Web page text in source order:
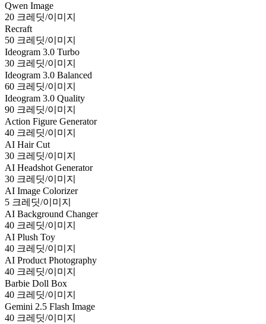
Qwen Image
20 크레딧/이미지
Recraft
50 크레딧/이미지
Ideogram 3.0 Turbo
30 크레딧/이미지
Ideogram 3.0 Balanced
60 크레딧/이미지
Ideogram 3.0 Quality
90 크레딧/이미지
Action Figure Generator
40 크레딧/이미지
AI Hair Cut
30 크레딧/이미지
AI Headshot Generator
30 크레딧/이미지
AI Image Colorizer
5 크레딧/이미지
AI Background Changer
40 크레딧/이미지
AI Plush Toy
40 크레딧/이미지
AI Product Photography
40 크레딧/이미지
Barbie Doll Box
40 크레딧/이미지
Gemini 2.5 Flash Image
40 크레딧/이미지